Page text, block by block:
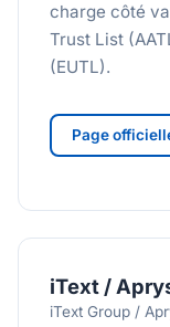
charge côté
Trust List
(EUTL).
Page
iText /
iText Group /